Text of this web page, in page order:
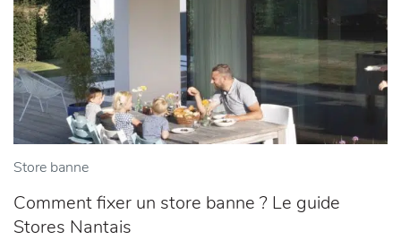
Store banne
Comment fixer un store banne ? Le guide
Stores Nantais